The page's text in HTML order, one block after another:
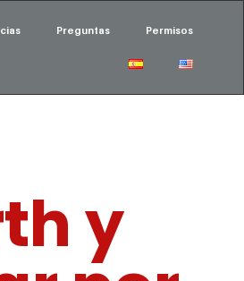
Preguntas Permisos
y